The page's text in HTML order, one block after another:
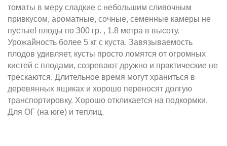
томаты в меру сладкие с небольшим сливочным
привкусом, ароматные, сочные, семенные камеры не
пустые! плоды по 300 гр. , 1.8 метра в высоту.
Урожайность более 5 кг с куста. Завязываемость
плодов удивляет, кусты просто ломятся от огромных
кистей с плодами, созревают дружно и практические не
трескаются. Длительное время могут храниться в
деревянных ящиках и хорошо переносят долгую
транспортировку. Хорошо откликается на подкормки.
Для ОГ (на юге) и теплиц.